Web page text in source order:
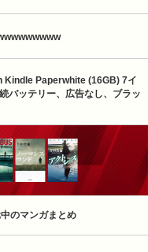
Kindle Paperwhite (16GB) 7イ
バッテリー、広告なし、ブラッ
のマンガまとめ